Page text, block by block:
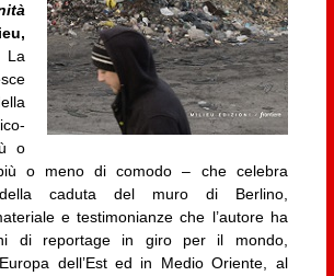
o
o meno di comodo – che celebra
della caduta del muro di Berlino,
e testimonianze che l’autore ha
di reportage in giro per il mondo,
dell’Est ed in Medio Oriente, al